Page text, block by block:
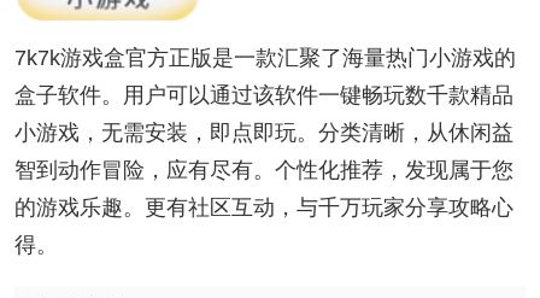
7k7k游戏盒官方正版是一款汇聚了海量热门小游戏的
盒子软件。用户可以通过该软件一键畅玩数千款精品
小游戏，无需安装，即点即玩。分类清晰，从休闲益
智到动作冒险，应有尽有。个性化推荐，发现属于您
的游戏乐趣。更有社区互动，与千万玩家分享攻略心
得。